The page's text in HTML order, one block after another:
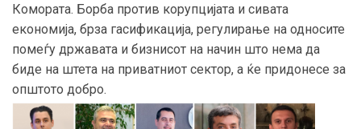
Комората. Борба против корупцијата и сивата
економија, брза гасификација, регулирање на односите
помеѓу државата и бизнисот на начин што нема да
биде на штета на приватниот сектор, а ќе придонесе за
општото добро.